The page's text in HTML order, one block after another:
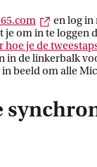
Externe
en log in
je om in te loggen
hoe je de
in de linkerbalk
beeld om alle